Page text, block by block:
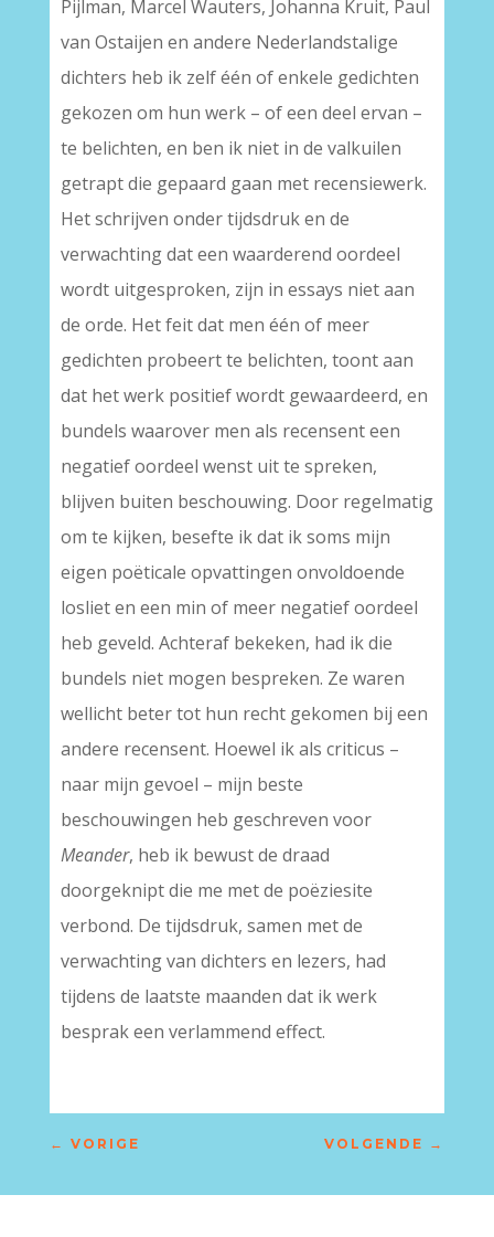
Pijlman, Marcel Wauters, Johanna Kruit, Paul
van Ostaijen en andere Nederlandstalige
dichters heb ik zelf één of enkele gedichten
gekozen om hun werk – of een deel ervan –
te belichten, en ben ik niet in de valkuilen
getrapt die gepaard gaan met recensiewerk.
Het schrijven onder tijdsdruk en de
verwachting dat een waarderend oordeel
wordt uitgesproken, zijn in essays niet aan
de orde. Het feit dat men één of meer
gedichten probeert te belichten, toont aan
dat het werk positief wordt gewaardeerd, en
bundels waarover men als recensent een
negatief oordeel wenst uit te spreken,
blijven buiten beschouwing. Door regelmatig
om te kijken, besefte ik dat ik soms mijn
eigen poëticale opvattingen onvoldoende
losliet en een min of meer negatief oordeel
heb geveld. Achteraf bekeken, had ik die
bundels niet mogen bespreken. Ze waren
wellicht beter tot hun recht gekomen bij een
andere recensent. Hoewel ik als criticus –
naar mijn gevoel – mijn beste
beschouwingen heb geschreven voor
Meander, heb ik bewust de draad
doorgeknipt die me met de poëziesite
verbond. De tijdsdruk, samen met de
verwachting van dichters en lezers, had
tijdens de laatste maanden dat ik werk
besprak een verlammend effect.
← VORIGE VOLGENDE →